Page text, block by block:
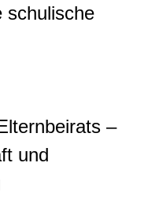
schulische
–
und